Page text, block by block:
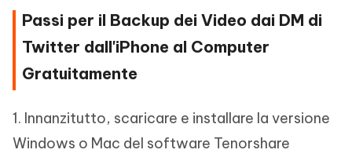
Passi per il Backup dei Video dai DM di
Twitter dall'iPhone al Computer
Gratuitamente
1. Innanzitutto, scaricare e installare la versione
Windows o Mac del software Tenorshare